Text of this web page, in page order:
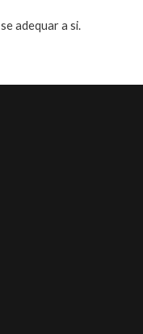
adequar a si.